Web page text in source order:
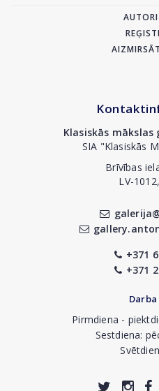
Klasiskās
SIA "Klasiskās
Brīvības
LV-
+371
+371
Pirmdiena -
Sestdiena: